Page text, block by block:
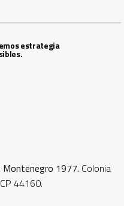
estrategia
Montenegro 1977. Colonia
44160.